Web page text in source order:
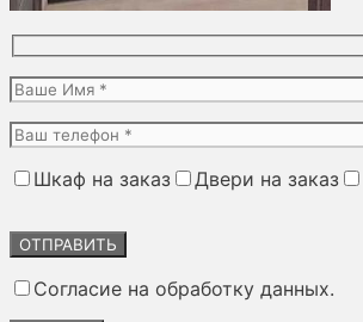
Шкаф на заказ Двери на заказ
это
пустым.
Согласие на обработку данных.